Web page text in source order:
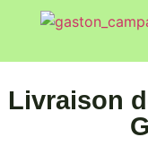
Livraison